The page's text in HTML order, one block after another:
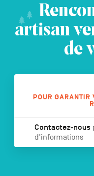
Navigation
artisan
de
POUR GARANTIR
Contactez-nous
d'informations